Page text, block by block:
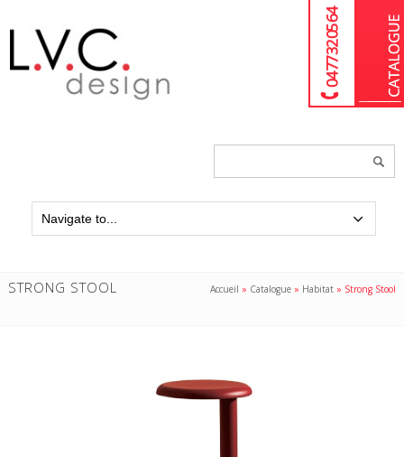
04 77 32 05 64
STRONG STOOL Accueil » Catalogue » Habitat » Strong Stool